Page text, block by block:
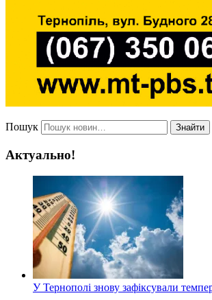
Пошук Знайти
Актуально!
У Тернополі знову зафіксували